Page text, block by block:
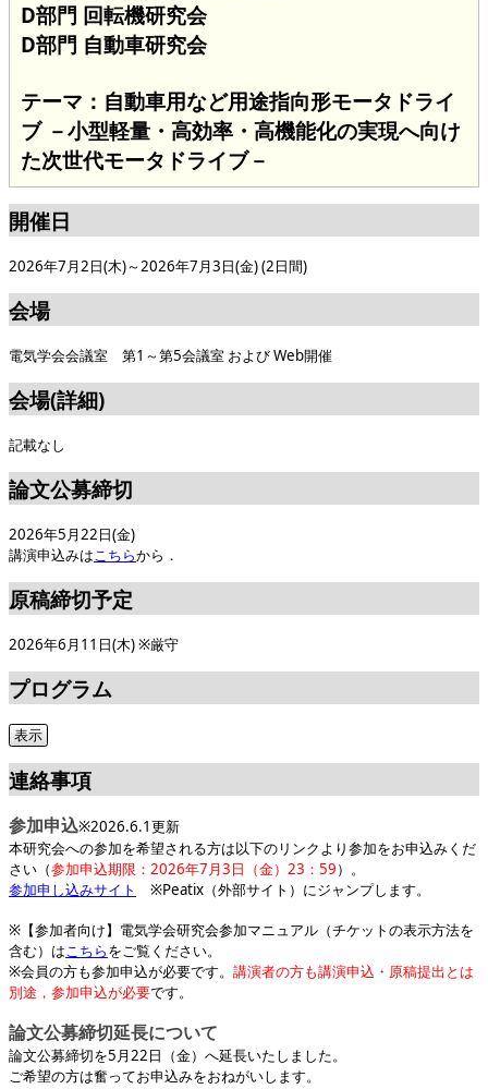
D部門 回転機研究会
D部門 自動車研究会
テーマ：自動車用など用途指向形モータドライ
ブ －小型軽量・高効率・高機能化の実現へ向け
た次世代モータドライブ－
開催日
2026年7月2日(木)～2026年7月3日(金) (2日間)
会場
電気学会会議室 第1～第5会議室 および Web開催
会場(詳細)
記載なし
論文公募締切
2026年5月22日(金)
講演申込みはこちらから．
原稿締切予定
2026年6月11日(木) ※厳守
プログラム
連絡事項
参加申込※2026.6.1更新
本研究会への参加を希望される方は以下のリンクより参加をお申込みくだ
さい（参加申込期限：2026年7月3日（金）23：59）。
参加申し込みサイト
※Peatix（外部サイト）にジャンプします。
※【参加者向け】電気学会研究会参加マニュアル（チケットの表示方法を
含む）はこちらをご覧ください。
※会員の方も参加申込が必要です。 講演者の方も講演申込・原稿提出とは
別途，参加申込が必要です。
論文公募締切延長について
論文公募締切を5月22日（金）へ延長いたしました。
ご希望の方は奮ってお申込みをおねがいします。